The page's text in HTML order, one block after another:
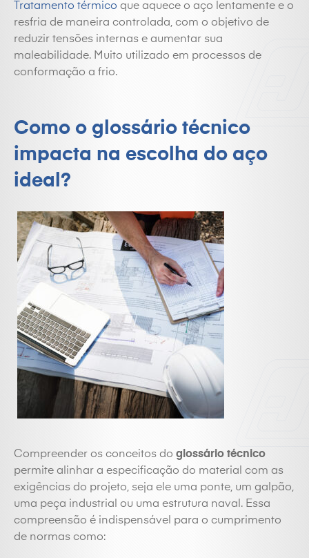
Tratamento térmico que aquece o aço lentamente e o
resfria de maneira controlada, com o objetivo de
reduzir tensões internas e aumentar sua
maleabilidade. Muito utilizado em processos de
conformação a frio.
Como o glossário técnico
impacta na escolha do aço
ideal?
Compreender os conceitos do glossário técnico
permite alinhar a especificação do material com as
exigências do projeto, seja ele uma ponte, um galpão,
uma peça industrial ou uma estrutura naval. Essa
compreensão é indispensável para o cumprimento
de normas como: